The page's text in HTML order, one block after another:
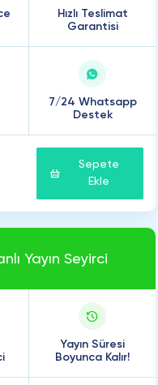
Hızlı Teslimat
Garantisi
7/24 Whatsapp
Destek
Sepete
Ekle
Yayın Seyirci
Yayın Süresi
Boyunca Kalır!